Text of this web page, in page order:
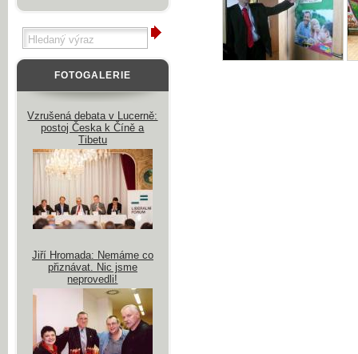
FOTOGALERIE
Vzrušená debata v Lucerně:
postoj Česka k Číně a
Tibetu
Jiří Hromada: Nemáme co
přiznávat. Nic jsme
neprovedli!